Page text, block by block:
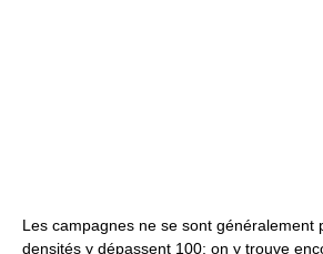
Les campagnes ne se sont généralement
densités y dépassent 100; on y trouve